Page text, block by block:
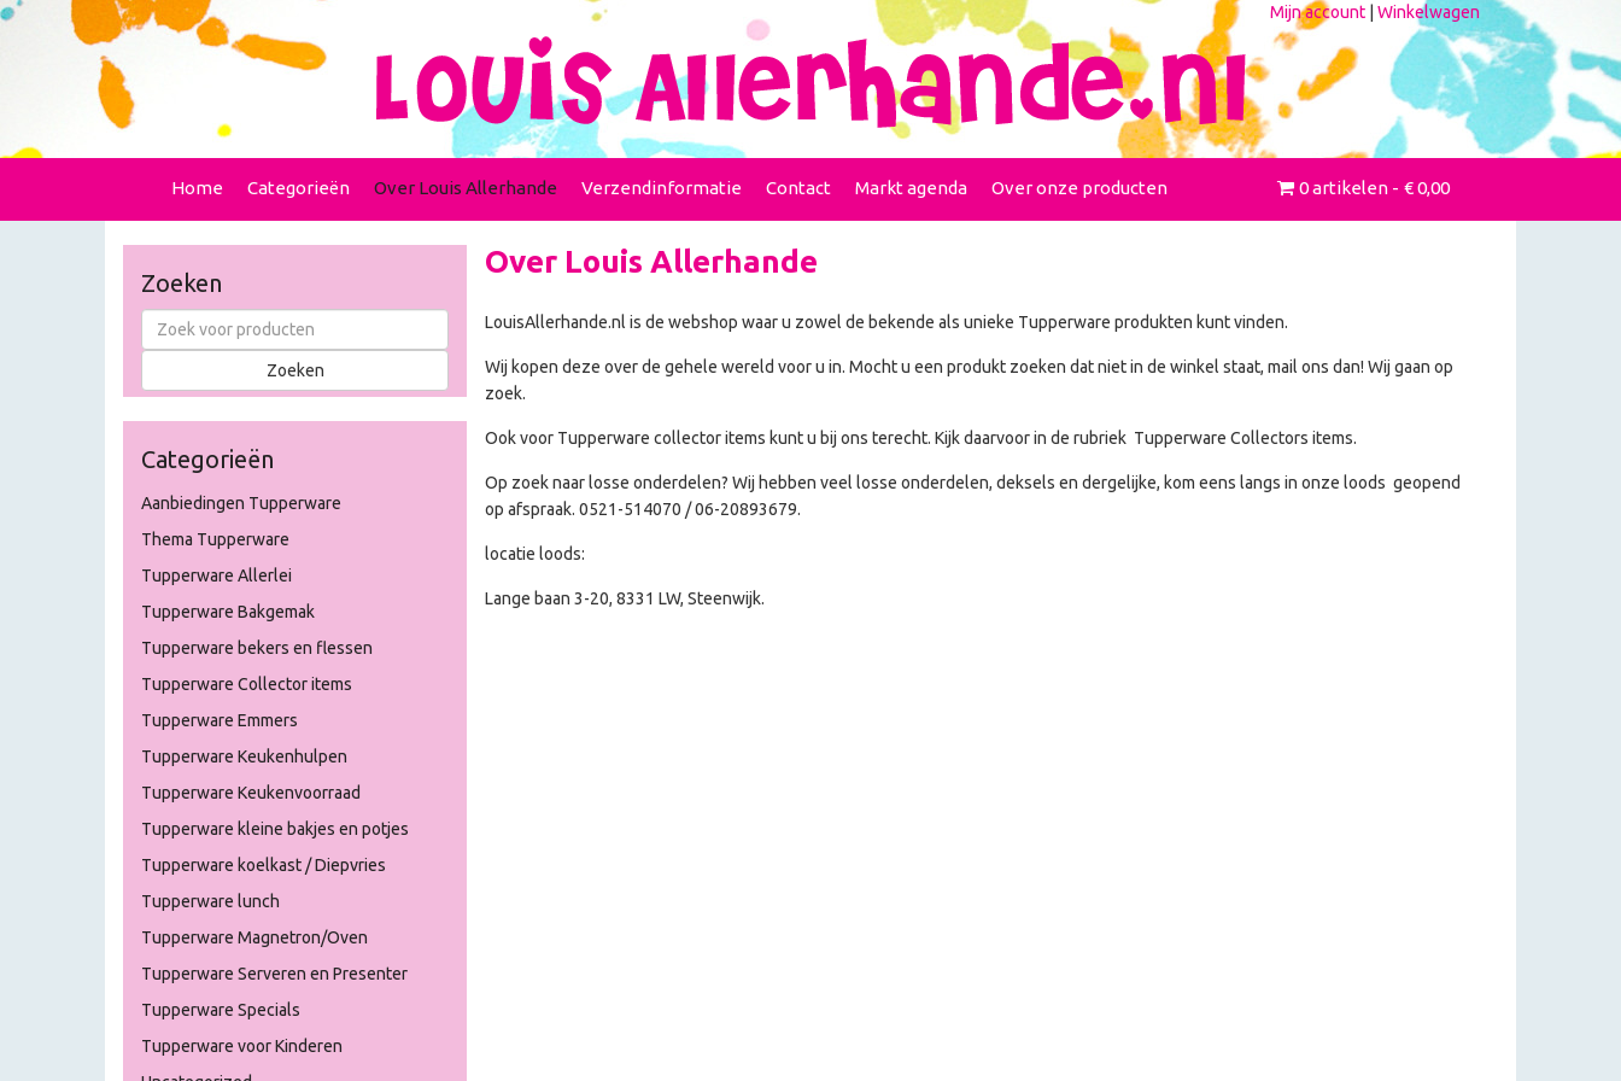
Mijn account Winkelwagen
Home Categorieën Over Louis Allerhande Verzendinformatie Contact Markt agenda Over onze producten 0 artikelen € 0,00
Zoeken
Categorieën
Aanbiedingen Tupperware
Thema Tupperware
Tupperware Allerlei
Tupperware Bakgemak
Tupperware bekers en flessen
Tupperware Collector items
Tupperware Emmers
Tupperware Keukenhulpen
Tupperware Keukenvoorraad
Tupperware kleine bakjes en potjes
Tupperware koelkast / Diepvries
Tupperware lunch
Tupperware Magnetron/Oven
Tupperware Serveren en Presenter
Tupperware Specials
Tupperware voor Kinderen
Over Louis Allerhande
LouisAllerhande.nl is de webshop waar u zowel de bekende als unieke Tupperware produkten kunt vinden.
Wij kopen deze over de gehele wereld voor u in. Mocht u een produkt zoeken dat niet in de winkel staat, mail ons dan! Wij gaan op
zoek.
Ook voor Tupperware collector items kunt u bij ons terecht. Kijk daarvoor in de rubriek Tupperware Collectors items.
Op zoek naar losse onderdelen? Wij hebben veel losse onderdelen, deksels en dergelijke, kom eens langs in onze loods geopend
op afspraak. 0521-514070 / 06-20893679.
locatie loods:
Lange baan 3-20, 8331 LW, Steenwijk.